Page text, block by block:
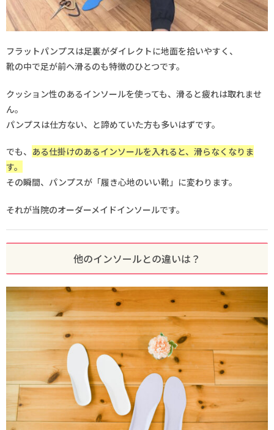
フラットパンプスは足裏がダイレクトに地面を拾いやすく、
靴の中で足が前へ滑るのも特徴のひとつです。
クッション性のあるインソールを使っても、滑ると疲れは取れませ
ん。
パンプスは仕方ない、と諦めていた方も多いはずです。
でも、 ある仕掛けのあるインソールを入れると、滑らなくなりま
す。
その瞬間、パンプスが「履き心地のいい靴」に変わります。
それが当院のオーダーメイドインソールです。
他のインソールとの違いは？